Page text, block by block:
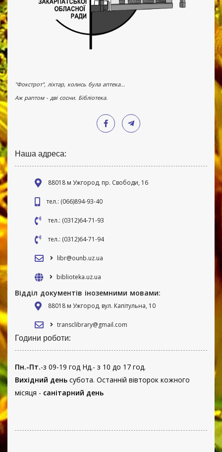
"Фокстрот", ліхтар, колись була аптека...
Аж раптом - дві сосни. Бібліотека.
Наша адреса:
88018 м Ужгород, пр. Свободи, 16
тел.: (066)894-93-40
тел.: (0312)64-71-93
тел.: (0312)64-71-94
libr@ounb.uz.ua
biblioteka.uz.ua
Відділ документів іноземними мовами:
88018 м Ужгород, вул. Капітульна, 10
transclibrary@gmail.com
Години роботи:
Пн.-Пт.-з 09-19 год Нд.- з 10 до 17 год.
Вихідний день субота. Останній вівторок кожного
місяця - санітарний день